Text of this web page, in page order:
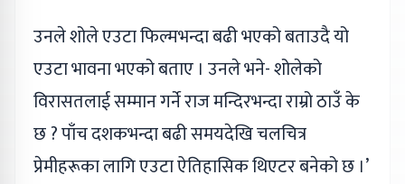
उनले शोले एउटा फिल्मभन्दा बढी भएको बताउदै यो
एउटा भावना भएको बताए । उनले भने- शोलेको
विरासतलाई सम्मान गर्ने राज मन्दिरभन्दा राम्रो ठाउँ के
छ ? पाँच दशकभन्दा बढी समयदेखि चलचित्र
प्रेमीहरूका लागि एउटा ऐतिहासिक थिएटर बनेको छ ।’